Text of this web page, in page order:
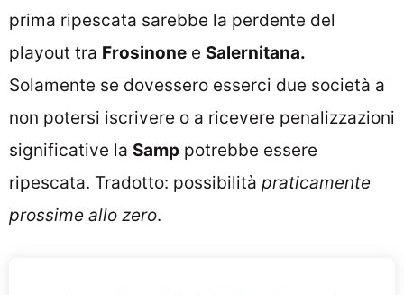
prima ripescata sarebbe la perdente del
playout tra Frosinone e Salernitana.
Solamente se dovessero esserci due società a
non potersi iscrivere o a ricevere penalizzazioni
significative la Samp potrebbe essere
ripescata. Tradotto: possibilità praticamente
prossime allo zero.